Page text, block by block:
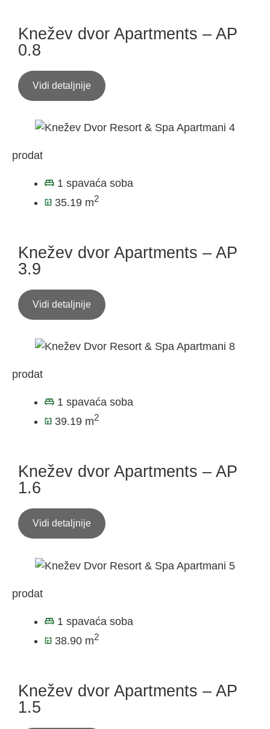
Knežev dvor Apartments – AP
0.8
Vidi detaljnije
prodat
1 spavaća soba
35.19 m2
Knežev dvor Apartments – AP
3.9
Vidi detaljnije
prodat
1 spavaća soba
39.19 m2
Knežev dvor Apartments – AP
1.6
Vidi detaljnije
prodat
1 spavaća soba
38.90 m2
Knežev dvor Apartments – AP
1.5